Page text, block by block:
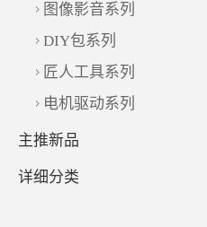
图像影音系列
DIY包系列
匠人工具系列
电机驱动系列
主推新品
详细分类